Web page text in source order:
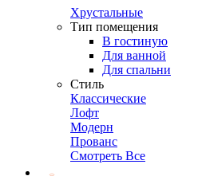
Хрустальные
Тип помещения
В гостиную
Для ванной
Для спальни
Стиль
Классические
Лофт
Модерн
Прованс
Смотреть Все